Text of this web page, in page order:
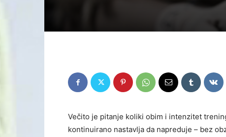
Večito je pitanje koliki obim i intenzitet
kontinuirano nastavlja da napreduje – bez